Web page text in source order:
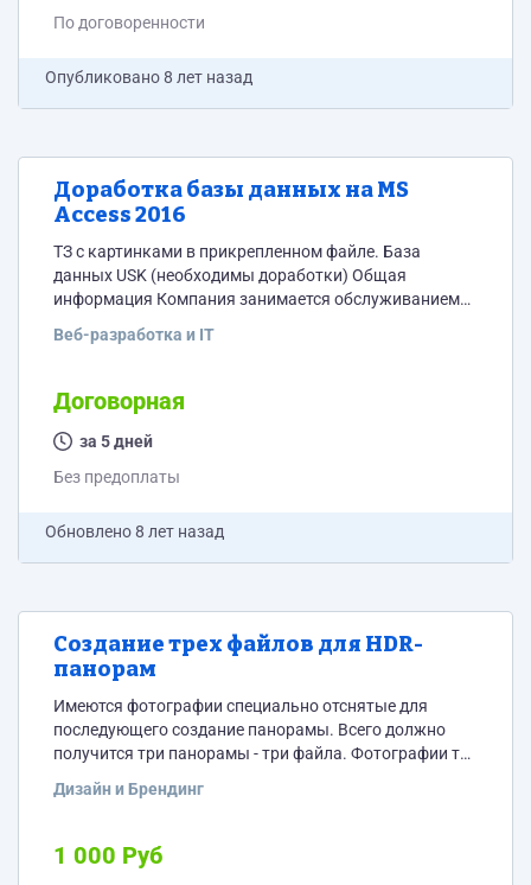
По договоренности
Опубликовано8 лет назад
Доработка базы данных на MS
Access 2016
ТЗ с картинками в прикрепленном файле. База
данных USK (необходимы доработки) Общая
информация Компания занимается обслуживанием
(предусмотреть возможность добавления новых
Объектов 4 Объектов 5 В базе необходимо создавать
заявки по проблемам с конкретным типом
оборудования, с возможностью сортировки по
просрочки Due Date и вывод соответствующих
Веб-разработка и IT
Договорная
за 5 дней
Без предоплаты
Обновлено8 лет назад
Создание трех файлов для HDR-
панорам
Имеются фотографии специально отснятые для
последующего создание панорамы. Всего должно
получится три панорамы - три файла. Фотографии тут
P1FXlnVCM51zl2bS22-bY-6AM12 Пример файла,
https://drive.google.com/open?
id=1a_I1jjY8qFkji8rxTtyX5Nlc_iDozqhQ
Дизайн и Брендинг
1 000 Руб